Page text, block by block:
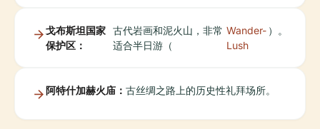
戈布斯坦国家
保护区：
古代岩画和泥火山，非常
适合半日游（
Wander-
Lush
）。
阿特什加赫火庙： 古丝绸之路上的历史性礼拜场所。